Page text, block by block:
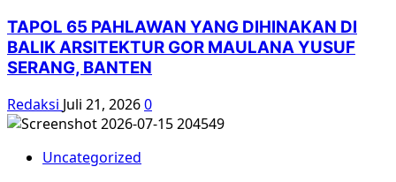
TAPOL 65 PAHLAWAN YANG DIHINAKAN DI
BALIK ARSITEKTUR GOR MAULANA YUSUF
SERANG, BANTEN
Redaksi Juli 21, 20260
Uncategorized